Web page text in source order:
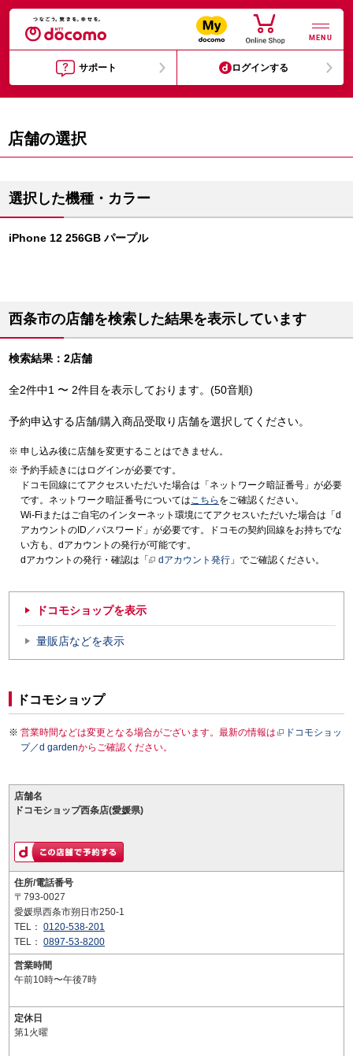
MENU
サポート ログインする
店舗の選択
選択した機種・カラー
iPhone 12 256GB パープル
西条市の店舗を検索した結果を表示しています
検索結果：2店舗
全2件中1 〜 2件目を表示しております。(50音順)
予約申込する店舗/購入商品受取り店舗を選択してください。
申し込み後に店舗を変更することはできません。
予約手続きにはログインが必要です。
ドコモ回線にてアクセスいただいた場合は「ネットワーク暗証番号」が必要
です。ネットワーク暗証番号についてはこちら をご確認ください。
Wi-Fiまたはご自宅のインターネット環境にてアクセスいただいた場合は「d
アカウントのID／パスワード」が必要です。ドコモの契約回線をお持ちでな
い方も、dアカウントの発行が可能です。
dアカウントの発行・確認は「
dアカウント発行 」でご確認ください。
ドコモショップを表示
量販店などを表示
ドコモショップ
営業時間などは変更となる場合がございます。最新の情報は
ドコモショッ
プ／d gardenからご確認ください。
店舗名
ドコモショップ西条店(愛媛県)
住所/電話番号
〒793-0027
愛媛県西条市朔日市250-1
TEL： 0120-538-201
TEL： 0897-53-8200
営業時間
午前10時〜午後7時
定休日
第1火曜